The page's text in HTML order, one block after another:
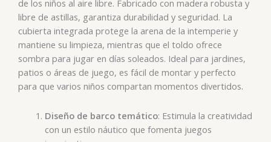
de los niños al aire libre. Fabricado con madera robusta y
libre de astillas, garantiza durabilidad y seguridad. La
cubierta integrada protege la arena de la intemperie y
mantiene su limpieza, mientras que el toldo ofrece
sombra para jugar en días soleados. Ideal para jardines,
patios o áreas de juego, es fácil de montar y perfecto
para que varios niños compartan momentos divertidos.
Diseño de barco temático: Estimula la creatividad
con un estilo náutico que fomenta juegos